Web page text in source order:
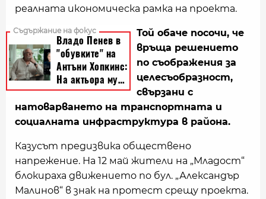
реалната икономическа рамка на проекта.
Той обаче посочи, че
връща решението
по съображения за
целесъобразност,
свързани с
натоварването на транспортната и
социалната инфраструктура в района.
Казусът предизвика обществено
напрежение. На 12 май жители на „Младост“
блокираха движението по бул. „Александър
Малинов“ в знак на протест срещу проекта.